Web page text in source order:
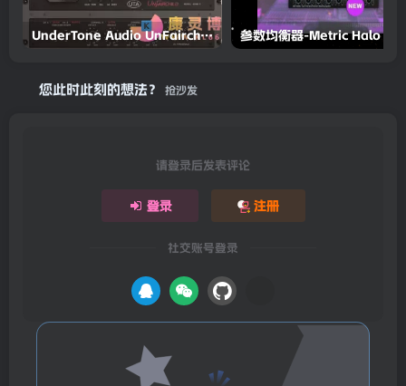
UnderTone Audio UnFairchild 670M mkII v1.0.2 REGGED WiN-BUBBiX
您此时此刻的想法？ 抢沙发
请登录后发表评论
登录 注册
社交账号登录